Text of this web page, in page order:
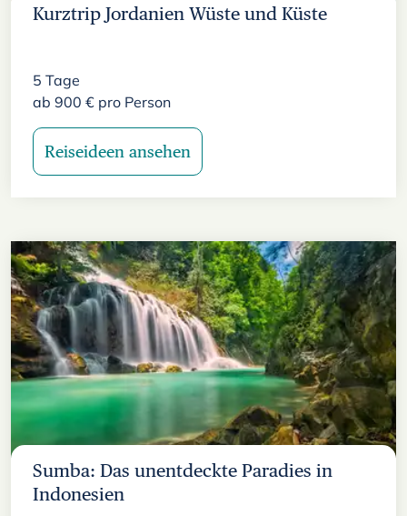
Kurztrip Jordanien Wüste und Küste
5 Tage
ab 900 € pro Person
Reiseideen ansehen
Sumba: Das unentdeckte Paradies in
Indonesien